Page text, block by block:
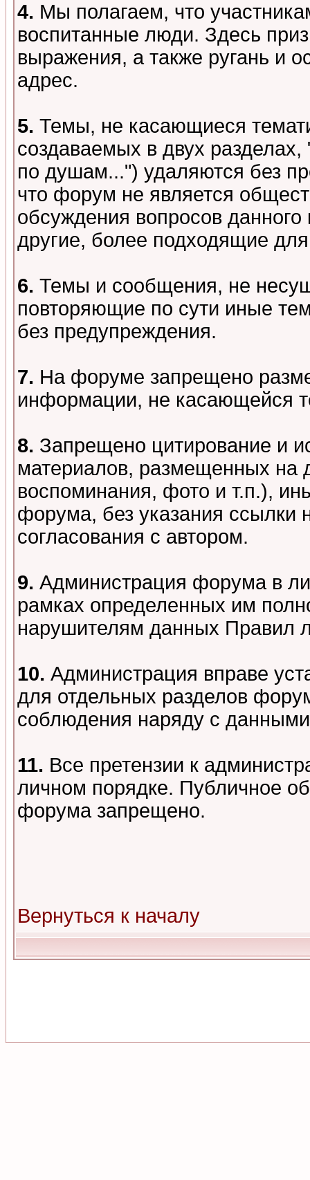
4. Мы полагаем, что
воспитанные люди. Здесь
выражения, а также ругань и
адрес.
5. Темы, не касающиеся
создаваемых в двух
по душам...") удаляются без
что форум не является
обсуждения вопросов данного
другие, более подходящие для
6. Темы и сообщения, не
повторяющие по сути иные
без предупреждения.
7. На форуме запрещено
информации, не касающейся
8. Запрещено цитирование и
материалов, размещенных на
воспоминания, фото и т.п.),
форума, без указания ссылки
согласования с автором.
9. Администрация форума в
рамках определенных им
нарушителям данных Правил
10. Администрация вправе
для отдельных разделов
соблюдения наряду с
11. Все претензии к
личном порядке. Публичное
форума запрещено.
Вернуться к началу